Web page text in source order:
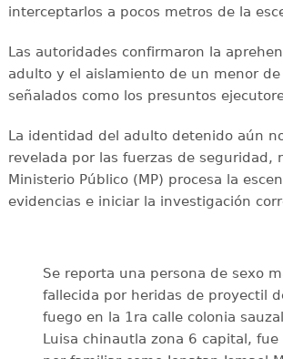
interceptarlos a pocos metros de la
Las autoridades confirmaron la
adulto y el aislamiento de un menor
señalados como los presuntos
La identidad del adulto detenido aún
revelada por las fuerzas de seguridad,
Ministerio Público (MP) procesa la
evidencias e iniciar la investigación
Se reporta una persona de sexo
fallecida por heridas de proyectil
fuego en la 1ra calle colonia
Luisa chinautla zona 6 capital,